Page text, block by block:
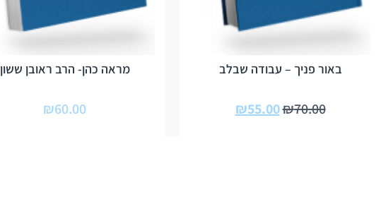
באור פניך – עבודה שבלב
₪70.00
₪55.00
מראה כהן- הרב ראובן ששון
₪60.00